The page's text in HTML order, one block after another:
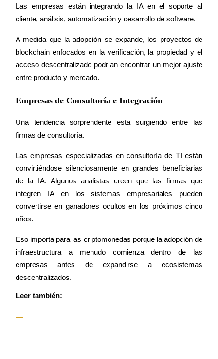
Las empresas están integrando la IA en el soporte al
cliente, análisis, automatización y desarrollo de software.
A medida que la adopción se expande, los proyectos de
blockchain enfocados en la verificación, la propiedad y el
acceso descentralizado podrían encontrar un mejor ajuste
entre producto y mercado.
Empresas de Consultoría e Integración
Una tendencia sorprendente está surgiendo entre las
firmas de consultoría.
Las empresas especializadas en consultoría de TI están
convirtiéndose silenciosamente en grandes beneficiarias
de la IA. Algunos analistas creen que las firmas que
integren IA en los sistemas empresariales pueden
convertirse en ganadores ocultos en los próximos cinco
años.
Eso importa para las criptomonedas porque la adopción de
infraestructura a menudo comienza dentro de las
empresas antes de expandirse a ecosistemas
descentralizados.
Leer también: